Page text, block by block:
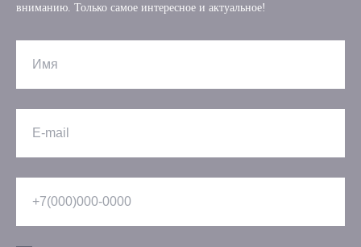
вниманию. Только самое интересное и актуальное!